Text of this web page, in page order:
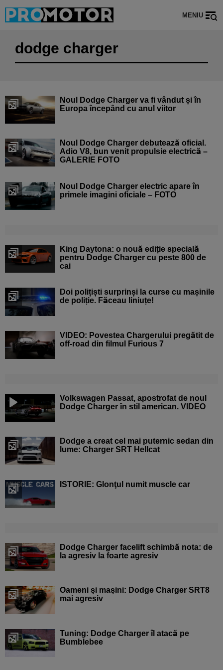
MENIU
dodge charger
Noul Dodge Charger va fi vândut și în
Europa începând cu anul viitor
Noul Dodge Charger debutează oficial.
Adio V8, bun venit propulsie electrică –
GALERIE FOTO
Noul Dodge Charger electric apare în
primele imagini oficiale – FOTO
King Daytona: o nouă ediție specială
pentru Dodge Charger cu peste 800 de
cai
Doi polițiști surprinși la curse cu mașinile
de poliție. Făceau liniuțe!
VIDEO: Povestea Chargerului pregătit de
off-road din filmul Furious 7
Volkswagen Passat, apostrofat de noul
Dodge Charger în stil american. VIDEO
Dodge a creat cel mai puternic sedan din
lume: Charger SRT Hellcat
ISTORIE: Glonţul numit muscle car
Dodge Charger facelift schimbă nota: de
la agresiv la foarte agresiv
Oameni şi maşini: Dodge Charger SRT8
mai agresiv
Tuning: Dodge Charger îl atacă pe
Bumblebee